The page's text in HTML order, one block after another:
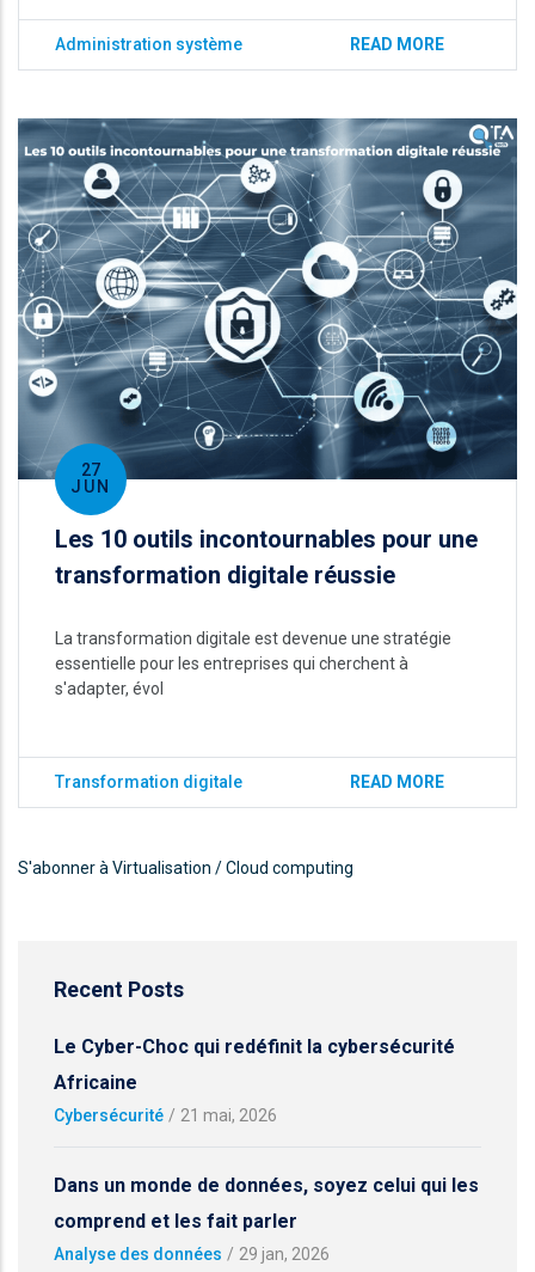
Administration système READ MORE
27
JUN
Les 10 outils incontournables pour une
transformation digitale réussie
La transformation digitale est devenue une stratégie
essentielle pour les entreprises qui cherchent à
s'adapter, évol
Transformation digitale READ MORE
S'abonner à Virtualisation / Cloud computing
Recent Posts
Le Cyber-Choc qui redéfinit la cybersécurité
Africaine
Cybersécurité / 21 mai, 2026
Dans un monde de données, soyez celui qui les
comprend et les fait parler
Analyse des données / 29 jan, 2026